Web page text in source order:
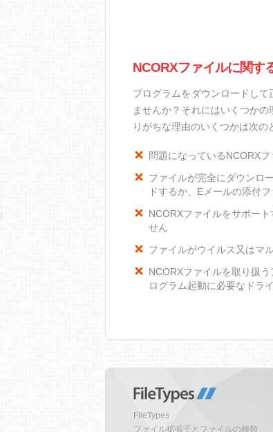
NCORXファイルに関す
プログラムをダウンロードし
ませんか？それにはいくつか
りがちな理由のいくつかは次の
問題になっているNCORX
ファイルが完全にダウンロ
ドするか、Eメールの添付
NCORXファイルをサポー
せん
ファイルがウイルス又はマ
NCORXファイルを取り扱
ログラム起動に必要なドラ
FileTypes
ファイル拡張子とファイルの種類